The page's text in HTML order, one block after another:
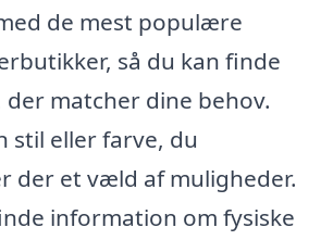
de mest populære
så du kan finde
matcher dine behov.
stil eller farve, du
der et væld af muligheder.
information om fysiske